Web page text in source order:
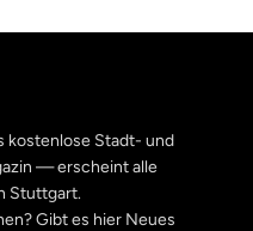
kostenlose Stadt- und
— erscheint alle
Stuttgart.
Gibt es hier Neues